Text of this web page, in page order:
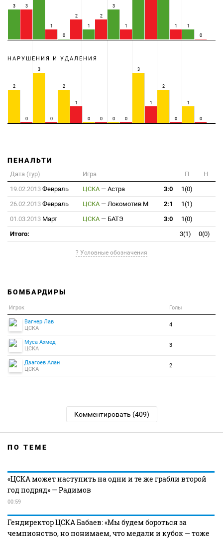
3 3
1
0
2
1
2
3
1 1
1
0
НАРУШЕНИЯ И УДАЛЕНИЯ
2
0
3
0
2
1
0 0 0 0
3
1
2
0
1
0
ПЕНАЛЬТИ
Дата (тур) Игра П
Н
19.02.2013 Февраль ЦСКА — Астра 3:0
1(0)
26.02.2013 Февраль ЦСКА — Локомотив М 2:1
1(1)
01.03.2013 Март ЦСКА — БАТЭ 3:0
1(0)
Итого:
3(1) 0(0)
? Условные обозначения
БОМБАРДИРЫ
Игрок Голы
Вагнер Лав
ЦСКА
4
Муса Ахмед
ЦСКА
3
Дзагоев Алан
ЦСКА
2
Комментировать (409)
ПО ТЕМЕ
«ЦСКА может наступить на одни и те же грабли второй
год подряд» — Радимов
00:59
Гендиректор ЦСКА Бабаев: «Мы будем бороться за
чемпионство, но понимаем, что медали и кубок — тоже